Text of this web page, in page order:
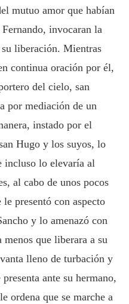
mutuo amor que habían
invocaran la
liberación. Mientras
continua oración por él,
del cielo, san
por mediación de un
instado por el
Hugo y los suyos, lo
incluso lo elevaría al
al cabo de unos pocos
presentó con aspecto
y lo amenazó con
que liberara a su
lleno de turbación y
ante su hermano,
ordena que se marche a